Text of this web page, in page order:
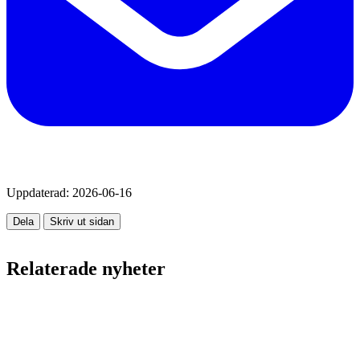
Uppdaterad: 2026-06-16
Dela Skriv ut sidan
Relaterade nyheter